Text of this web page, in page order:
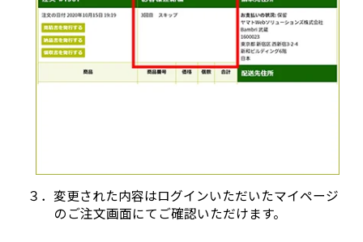
３．変更された内容はログインいただいたマイページ
のご注文画面にてご確認いただけます。